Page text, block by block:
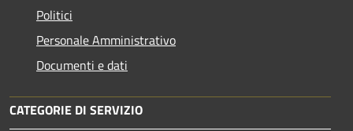
Politici
Personale Amministrativo
Documenti e dati
CATEGORIE DI SERVIZIO